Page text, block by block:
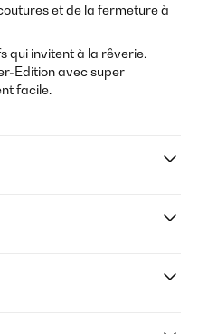
et de la fermeture à
qui invitent à la rêverie.
Edition avec super
facile.